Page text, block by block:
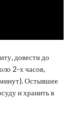
довести до
2-х часов,
Остывшее
и хранить в